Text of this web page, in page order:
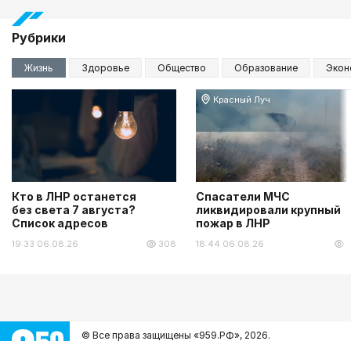
Рубрики
Жизнь Здоровье Общество Образование
Кто в ЛНР останется
без света 7 августа?
Список адресов
19:33 06.08.26 308
Красный Луч
Спасатели МЧС
ликвидировали крупный
пожар в ЛНР
18:44 06.08.26
© Все права защищены «959.РФ», 2026.